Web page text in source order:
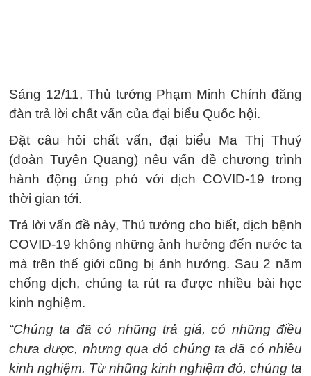
Sáng 12/11, Thủ tướng Phạm Minh Chính đăng
đàn trả lời chất vấn của đại biểu Quốc hội.
Đặt câu hỏi chất vấn, đại biểu Ma Thị Thuý
(đoàn Tuyên Quang) nêu vấn đề chương trình
hành động ứng phó với dịch COVID-19 trong
thời gian tới.
Trả lời vấn đề này, Thủ tướng cho biết, dịch bệnh
COVID-19 không những ảnh hưởng đến nước ta
mà trên thế giới cũng bị ảnh hưởng. Sau 2 năm
chống dịch, chúng ta rút ra được nhiều bài học
kinh nghiệm.
“Chúng ta đã có những trả giá, có những điều
chưa được, nhưng qua đó chúng ta đã có nhiều
kinh nghiệm. Từ những kinh nghiệm đó, chúng ta